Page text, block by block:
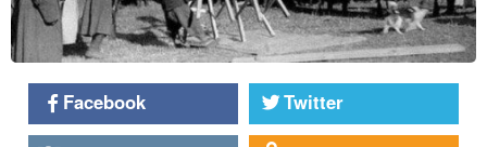
Facebook
Twitter